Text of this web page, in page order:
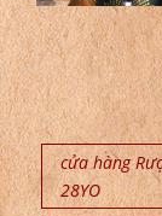
cửa hàng
28YO